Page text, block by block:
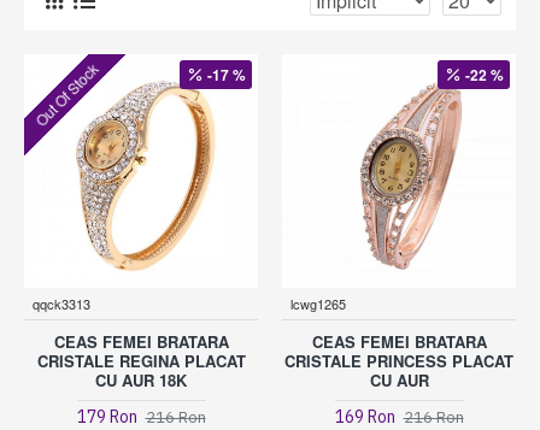
-17 %
Out Of Stock
qqck3313
CEAS FEMEI BRATARA
CRISTALE REGINA PLACAT
CU AUR 18K
179 Ron 216 Ron
-22 %
lcwg1265
CEAS FEMEI BRATARA
CRISTALE PRINCESS PLACAT
CU AUR
169 Ron 216 Ron